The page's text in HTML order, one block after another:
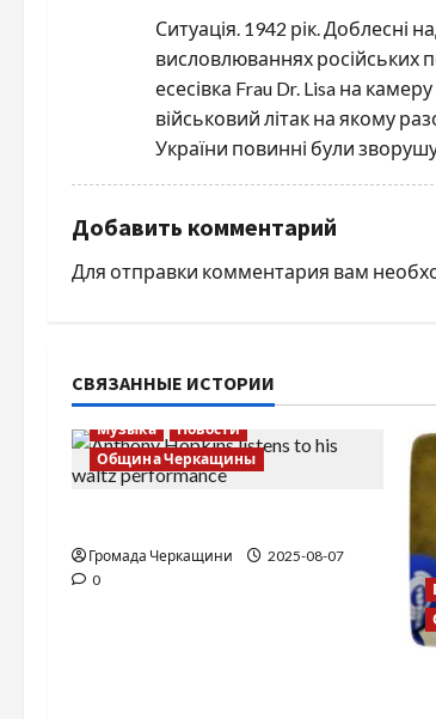
м
Ситуація. 1942 рік. Доблесні
висловлюваннях російських
есесівка Frau Dr. Lisa на
військовий літак на якому
України повинні були
Добавить комментарий
Для отправки комментария вам
СВЯЗАННЫЕ ИСТОРИИ
Музыка
Новости
Община Черкащины
Громада Черкащини
2025-08-07
0